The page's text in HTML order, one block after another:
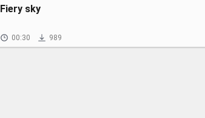
Fiery sky
00:30 989